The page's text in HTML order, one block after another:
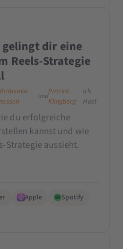
gelingt dir eine
Reels-Strategie
Yasmin
und
Patrick
Klingberg
als
Host
du erfolgreiche
kannst und wie
Strategie aussieht.
Apple
Spotify